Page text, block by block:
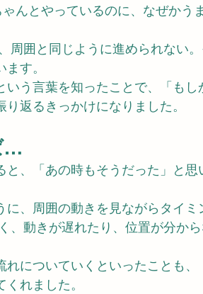
んとやっているのに、なぜかう
周囲と同じように進められない。
す。
いう言葉を知ったことで、「も
返るきっかけになりました。
…
、「あの時もそうだった」と
に、周囲の動きを見ながらタイミ
、動きが遅れたり、位置が分か
についていくといったことも、
れました。